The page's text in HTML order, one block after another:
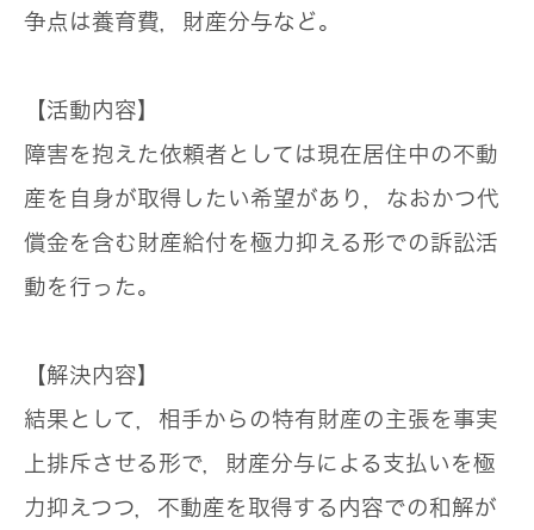
争点は養育費，財産分与など。
【活動内容】
障害を抱えた依頼者としては現在居住中の不動
産を自身が取得したい希望があり，なおかつ代
償金を含む財産給付を極力抑える形での訴訟活
動を行った。
【解決内容】
結果として，相手からの特有財産の主張を事実
上排斥させる形で，財産分与による支払いを極
力抑えつつ，不動産を取得する内容での和解が